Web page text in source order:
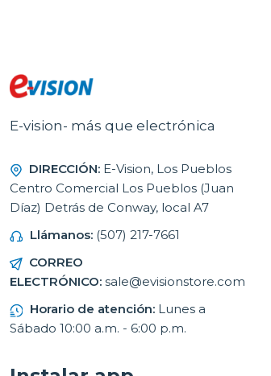
E-vision- más que electrónica
DIRECCIÓN: E-Vision, Los Pueblos
Centro Comercial Los Pueblos (Juan
Díaz) Detrás de Conway, local A7
Llámanos: (507) 217-7661
CORREO
ELECTRÓNICO: sale@evisionstore.com
Horario de atención: Lunes a
Sábado 10:00 a.m. - 6:00 p.m.